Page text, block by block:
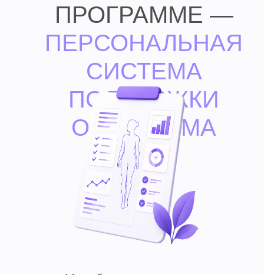
ПРОГРАММЕ —
ПЕРСОНАЛЬНАЯ
СИСТЕМА
ПОДДЕРЖКИ
ОРГАНИЗМА